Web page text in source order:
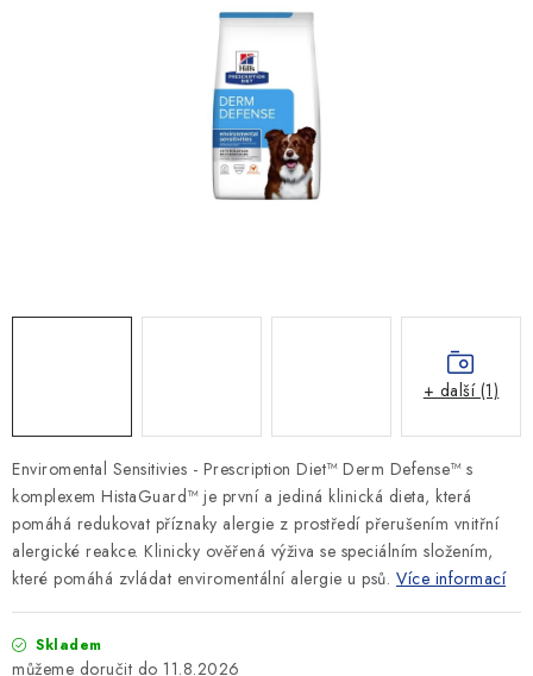
KRÁLÍCI/HLODAVCI/PTÁCI
Podmínky ochrany osobních údajů
Enviromental Sensitivies - Prescription Diet™ Derm Defense™ s
komplexem HistaGuard™ je první a jediná klinická dieta, která
pomáhá redukovat příznaky alergie z prostředí přerušením vnitřní
alergické reakce. Klinicky ověřená výživa se speciálním složením,
které pomáhá zvládat enviromentální alergie u psů. Více informací
Skladem
11.8.2026
+ další (1)